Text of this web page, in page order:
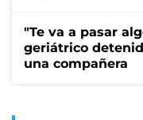
"Te va a pasar
geriátrico
una compañera